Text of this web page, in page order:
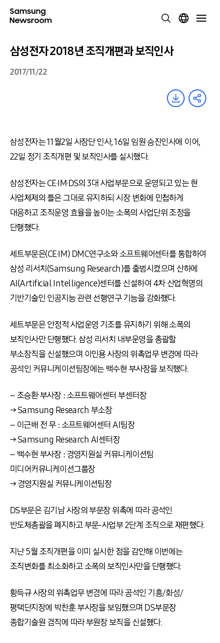
삼성전자 2018년 조직개편과 보직인사
2017/11/22
삼성전자는 11월2일 사장단 인사, 16일 임원 승진인사에 이어,
22일 정기 조직개편 및 보직인사를 실시했다.
삼성전자는 CE·IM·DS의 3대 사업부문으로 운영되고 있는 현
사업체제의 틀은 그대로 유지하되 시장 변화에 민첩하게
대응하고 조직운영 효율을 높이는 소폭의 사업단위 조정을
단행했다.
세트부문은(CE·IM) DMC연구소와 소프트웨어센터를 통합하여
삼성 리서치(Samsung Research)를 출범시켰으며 산하에
AI(Artificial Intelligence)센터를 신설하여 4차 산업혁명의
기반기술인 인공지능 관련 선행연구 기능을 강화했다.
세트부문은 안정적 사업운영 기조를 유지하기 위해 소폭의
보직인사만 단행했다. 삼성 리서치 내부운영을 총괄할
부소장직을 신설했으며 이인용 사장의 위촉업무 변경에 따라
공석인 커뮤니케이션팀장에는 백수현 부사장을 보직했다.
– 조승환 부사장 : 소프트웨어센터 부센터장
→ Samsung Research 부소장
– 이근배 전 무 : 소프트웨어센터 AI팀장
→ Samsung Research AI센터장
– 백수현 부사장 : 경영지원실 커뮤니케이션팀
미디어커뮤니케이션그룹장
→ 경영지원실 커뮤니케이션팀장
DS부문은 김기남 사장의 부문장 위촉에 따라 공석인
반도체총괄을 폐지하고 부문-사업부 2단계 조직으로 재편했다.
지난 5월 조직개편을 이미 실시한 점을 감안해 이번에는
조직변화를 최소화하고 소폭의 보직인사만을 단행했다.
황득규 사장의 위촉업무 변경에 따라 공석인 기흥/화성/
평택단지장에 박찬훈 부사장을 보임했으며 DS부문장
종합기술원 겸직에 따라 부원장 보직을 신설했다.